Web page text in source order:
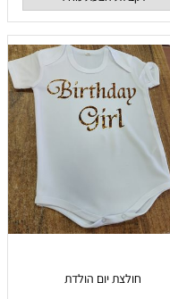
חולצת יום הולדת